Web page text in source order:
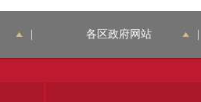
各区政府网站